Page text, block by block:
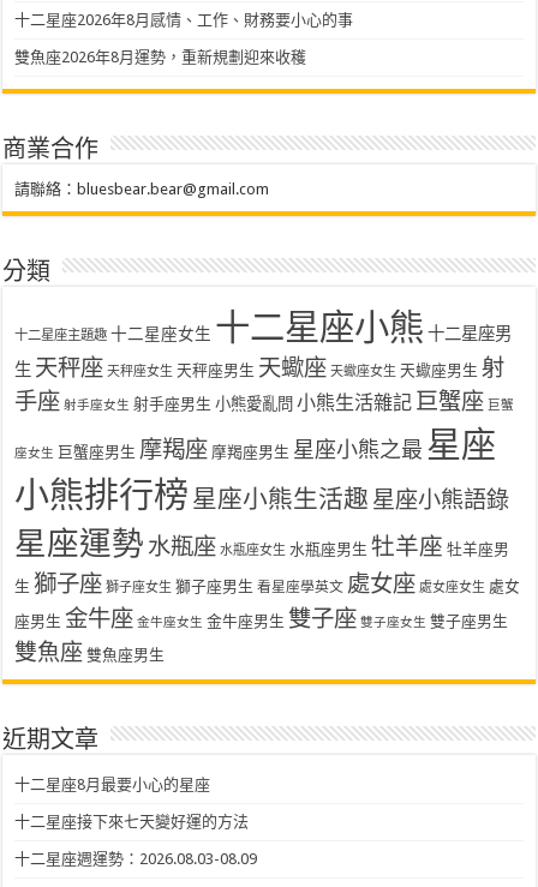
十二星座2026年8月感情、工作、財務要小心的事
雙魚座2026年8月運勢，重新規劃迎來收穫
商業合作
請聯絡： bluesbear.bear@gmail.com
分類
十二星座主題趣 十二星座女生 十二星座小熊 十二星座男
生 天秤座 天秤座女生 天秤座男生 天蠍座 天蠍座女生 天蠍座男生 射
手座 射手座女生 射手座男生 小熊愛亂問 小熊生活雜記 巨蟹座 巨蟹
座女生 巨蟹座男生 摩羯座 摩羯座男生 星座小熊之最 星座
小熊排行榜 星座小熊生活趣 星座小熊語錄
星座運勢 水瓶座 水瓶座女生 水瓶座男生 牡羊座 牡羊座男
生 獅子座 獅子座女生 獅子座男生 看星座學英文 處女座 處女座女生 處女
座男生 金牛座 金牛座女生 金牛座男生 雙子座 雙子座女生 雙子座男生
雙魚座 雙魚座男生
近期文章
十二星座8月最要小心的星座
十二星座接下來七天變好運的方法
十二星座週運勢：2026.08.03-08.09